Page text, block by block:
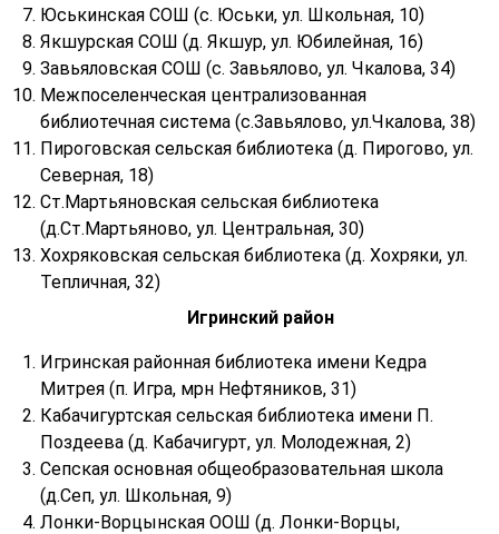
Юськинская СОШ (с. Юськи, ул. Школьная, 10)
Якшурская СОШ (д. Якшур, ул. Юбилейная, 16)
Завьяловская СОШ (с. Завьялово, ул. Чкалова, 34)
Межпоселенческая централизованная
библиотечная система (с.Завьялово, ул.Чкалова, 38)
Пироговская сельская библиотека (д. Пирогово, ул.
Северная, 18)
Ст.Мартьяновская сельская библиотека
(д.Ст.Мартьяново, ул. Центральная, 30)
Хохряковская сельская библиотека (д. Хохряки, ул.
Тепличная, 32)
Игринский район
Игринская районная библиотека имени Кедра
Митрея (п. Игра, мрн Нефтяников, 31)
Кабачигуртская сельская библиотека имени П.
Поздеева (д. Кабачигурт, ул. Молодежная, 2)
Сепская основная общеобразовательная школа
(д.Сеп, ул. Школьная, 9)
Лонки-Ворцынская ООШ (д. Лонки-Ворцы,